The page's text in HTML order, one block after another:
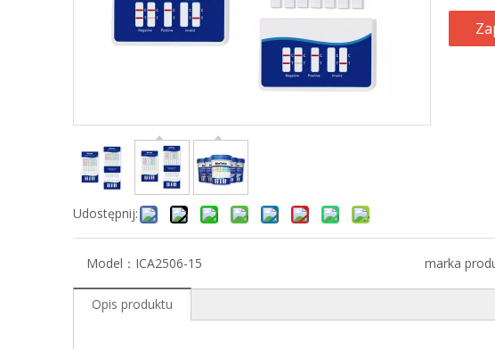
Udostępnij:
Model： ICA2506-15 marka
Opis produktu